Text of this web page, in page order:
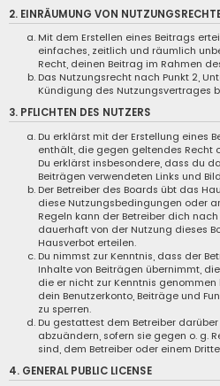
2. EINRÄUMUNG VON
Mit dem Erstellen eines Beitrags
einfaches, zeitlich und räumlich
Recht, deinen Beitrag im Rahmen
Das Nutzungsrecht nach Punkt 2,
Kündigung des Nutzungsvertrages
3. PFLICHTEN DES NUTZERS
Du erklärst mit der Erstellung eines
enthält, die gegen geltendes Recht
Du erklärst insbesondere, dass du
Beiträgen verwendeten Links und
Der Betreiber des Boards übt das
diese Nutzungsbedingungen oder
Regeln kann der Betreiber dich
dauerhaft von der Nutzung dieses
Hausverbot erteilen.
Du nimmst zur Kenntnis, dass der
Inhalte von Beiträgen übernimmt,
die er nicht zur Kenntnis
dein Benutzerkonto, Beiträge und
zu sperren.
Du gestattest dem Betreiber
abzuändern, sofern sie gegen o. g.
sind, dem Betreiber oder einem
4. GENERAL PUBLIC LICENSE